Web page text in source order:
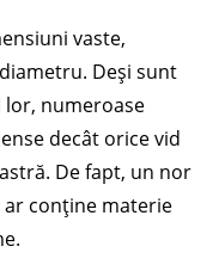
vaste,
Deși sunt
lor, numeroase
decât orice vid
De fapt, un nor
conține materie